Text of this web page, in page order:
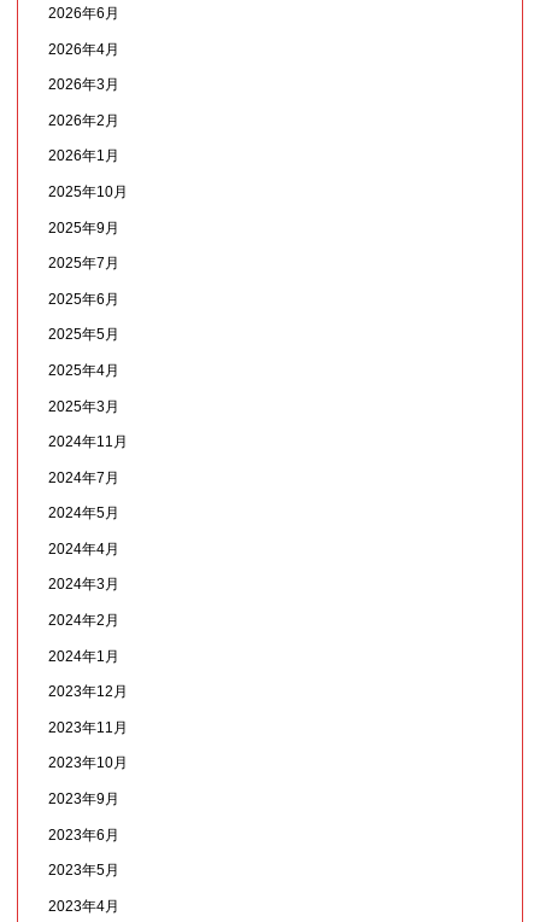
2026年6月
2026年4月
2026年3月
2026年2月
2026年1月
2025年10月
2025年9月
2025年7月
2025年6月
2025年5月
2025年4月
2025年3月
2024年11月
2024年7月
2024年5月
2024年4月
2024年3月
2024年2月
2024年1月
2023年12月
2023年11月
2023年10月
2023年9月
2023年6月
2023年5月
2023年4月